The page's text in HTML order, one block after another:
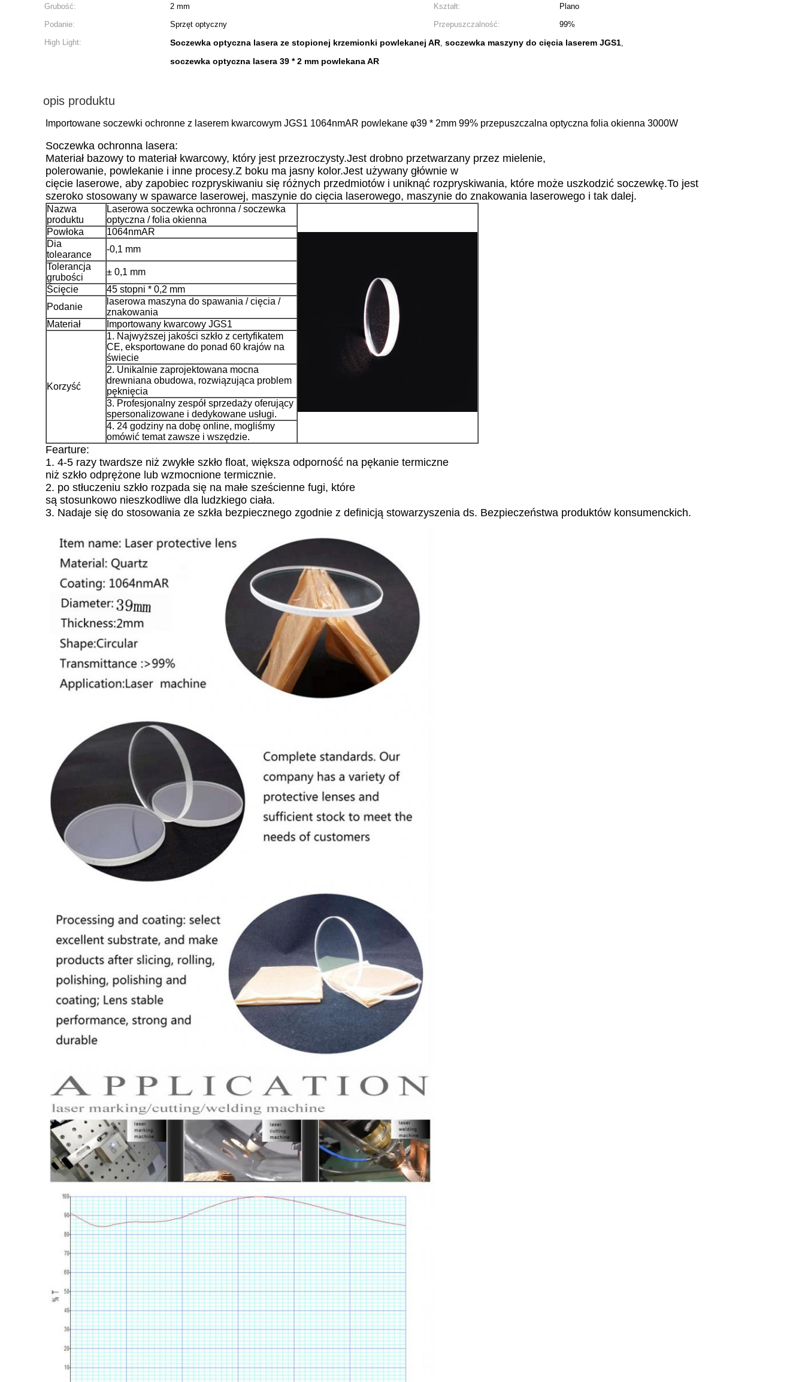
Zatwierdź
Grubość:
2 mm Kształt:
Plano
Podanie:
Sprzęt optyczny Przepuszczalność:
99%
High Light:
Soczewka optyczna lasera ze stopionej krzemionki powlekanej AR, soczewka maszyny do cięcia laserem JGS1,
soczewka optyczna lasera 39 * 2 mm powlekana AR
opis produktu
Importowane soczewki ochronne z laserem kwarcowym JGS1 1064nmAR powlekane φ39 * 2mm 99% przepuszczalna optyczna folia okienna 3000W
Soczewka ochronna lasera:
Materiał bazowy to materiał kwarcowy, który jest przezroczysty.Jest drobno przetwarzany przez mielenie,
polerowanie, powlekanie i inne procesy.Z boku ma jasny kolor.Jest używany głównie w
cięcie laserowe, aby zapobiec rozpryskiwaniu się różnych przedmiotów i uniknąć rozpryskiwania, które może uszkodzić soczewkę.To jest
szeroko stosowany w spawarce laserowej, maszynie do cięcia laserowego, maszynie do znakowania laserowego i tak dalej.
Nazwa
produktu
Laserowa soczewka ochronna / soczewka
optyczna / folia okienna
Powłoka
1064nmAR
Dia
tolearance
-0,1 mm
Tolerancja
grubości
± 0,1 mm
Ścięcie
45 stopni * 0,2 mm
Podanie
laserowa maszyna do spawania / cięcia /
znakowania
Materiał
Importowany kwarcowy JGS1
Korzyść
1. Najwyższej jakości szkło z certyfikatem
CE, eksportowane do ponad 60 krajów na
świecie
2. Unikalnie zaprojektowana mocna
drewniana obudowa, rozwiązująca problem
pęknięcia
3. Profesjonalny zespół sprzedaży oferujący
spersonalizowane i dedykowane usługi.
4. 24 godziny na dobę online, mogliśmy
omówić temat zawsze i wszędzie.
Fearture:
1. 4-5 razy twardsze niż zwykłe szkło float, większa odporność na pękanie termiczne
niż szkło odprężone lub wzmocnione termicznie.
2. po stłuczeniu szkło rozpada się na małe sześcienne fugi, które
są stosunkowo nieszkodliwe dla ludzkiego ciała.
3. Nadaje się do stosowania ze szkła bezpiecznego zgodnie z definicją stowarzyszenia ds. Bezpieczeństwa produktów konsumenckich.